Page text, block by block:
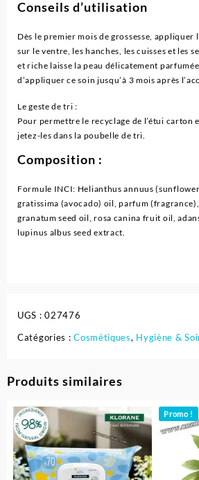
Conseils d’utilisation
Dès le premier mois de grossesse, appliquer
sur le ventre, les hanches, les cuisses et les
et riche laisse la peau délicatement
d’appliquer ce soin jusqu’à 3 mois après
Le geste de tri :
Pour permettre le recyclage de l’étui carton
jetez-les dans la poubelle de tri.
Composition :
Formule INCI: Helianthus annuus
gratissima (avocado) oil, parfum
granatum seed oil, rosa canina fruit oil,
lupinus albus seed extract.
UGS :027476
Catégories :Cosmétiques, Hygiène &
Produits similaires
Promo !